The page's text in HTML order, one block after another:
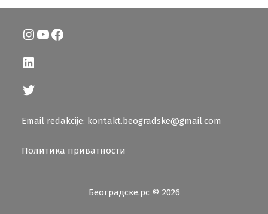
Instagram
YouTube
Facebook
LinkedIn
Twitter
Email redakcije: kontakt.beogradske@gmail.com
Политика приватности
Београдске.рс © 2026